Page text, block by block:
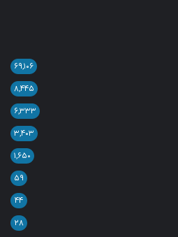
۶۹,۱۰۶
۸,۴۴۵
۶,۳۳۳
۳,۴۰۳
۱,۶۵۰
۵۹
۴۴
۲۸